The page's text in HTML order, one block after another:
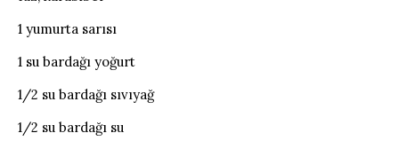
1 yumurta sarısı
1 su bardağı yoğurt
1/2 su bardağı sıvıyağ
1/2 su bardağı su